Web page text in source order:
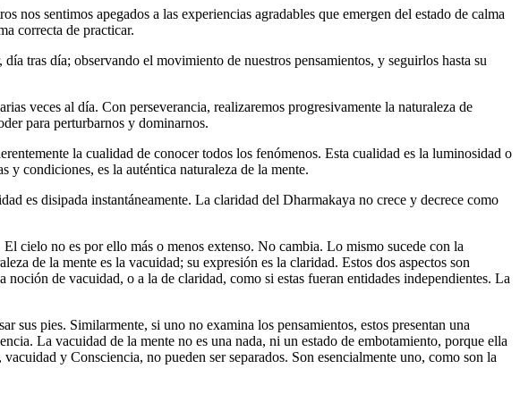
nos sentimos apegados a las experiencias agradables que emergen del estado de calma
correcta de practicar.
tras día; observando el movimiento de nuestros pensamientos, y seguirlos hasta su
veces al día. Con perseverancia, realizaremos progresivamente la naturaleza de
para perturbarnos y dominarnos.
la cualidad de conocer todos los fenómenos. Esta cualidad es la luminosidad o
y condiciones, es la auténtica naturaleza de la mente.
es disipada instantáneamente. La claridad del Dharmakaya no crece y decrece como
cielo no es por ello más o menos extenso. No cambia. Lo mismo sucede con la
de la mente es la vacuidad; su expresión es la claridad. Estos dos aspectos son
de vacuidad, o a la de claridad, como si estas fueran entidades independientes. La
sus pies. Similarmente, si uno no examina los pensamientos, estos presentan una
La vacuidad de la mente no es una nada, ni un estado de embotamiento, porque ella
y Consciencia, no pueden ser separados. Son esencialmente uno, como son la